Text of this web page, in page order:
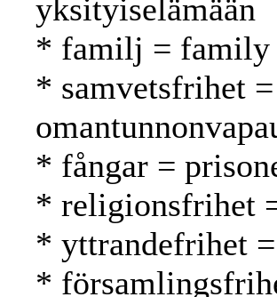
yksityiselämään
* familj = family
* samvetsfrihet
* fångar =
* religionsfrihet
* yttrandefrihet
*